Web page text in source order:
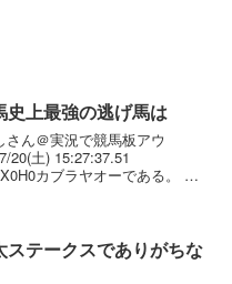
史上最強の逃げ馬は
さん＠実況で競馬板アウ
20(土) 15:27:37.51
カブラヤオーである。 こ
ステークスでありがちな